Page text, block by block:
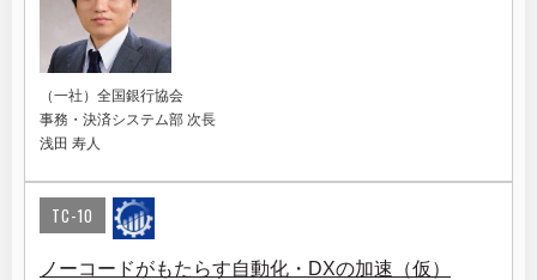
（一社）全国銀行協会
事務・決済システム部 次長
浅田 寿人
TC-10
ノーコードがもたらす自動化・DXの加速（仮）